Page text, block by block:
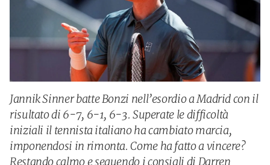
Jannik Sinner batte Bonzi nell’esordio a Madrid con il
risultato di 6-7, 6-1, 6-3. Superate le difficoltà
iniziali il tennista italiano ha cambiato marcia,
imponendosi in rimonta. Come ha fatto a vincere?
Restando calmo e seguendo i consigli di Darren